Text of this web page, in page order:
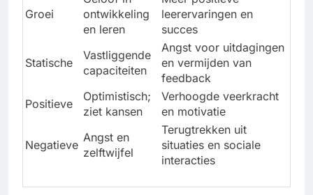
Groei
ontwikkeling
en leren
leerervaringen en
succes
Statische
Vastliggende
capaciteiten
Angst voor uitdagingen
en vermijden van
feedback
Positieve
Optimistisch;
ziet kansen
Verhoogde veerkracht
en motivatie
Negatieve
Angst en
zelftwijfel
Terugtrekken uit
situaties en sociale
interacties